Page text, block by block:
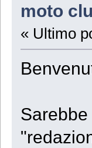
moto
« Ultimo